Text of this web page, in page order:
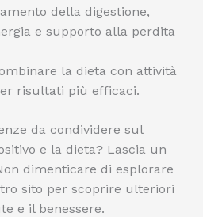
della digestione,
e supporto alla perdita
la dieta con attività
risultati più efficaci.
da condividere sul
e la dieta? Lascia un
dimenticare di esplorare
sito per scoprire ulteriori
e il benessere.